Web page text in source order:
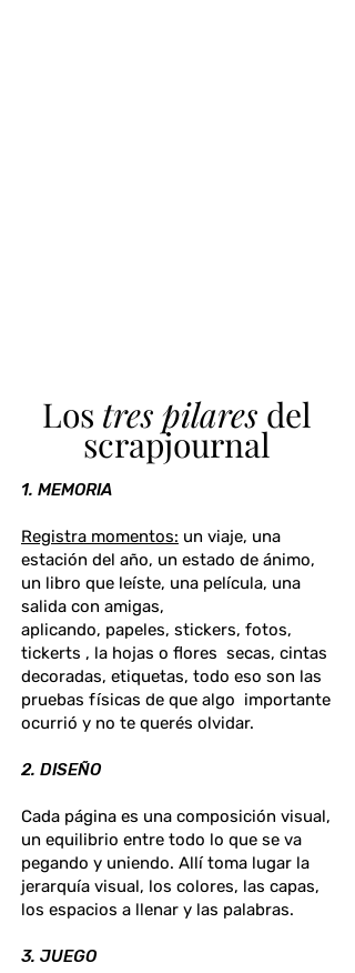
Los tres pilares del
scrapjournal
1. MEMORIA
Registra momentos: un viaje, una
estación del año, un estado de ánimo,
un libro que leíste, una película, una
salida con amigas,
aplicando, papeles, stickers, fotos,
tickerts , la hojas o flores secas, cintas
decoradas, etiquetas, todo eso son las
pruebas físicas de que algo importante
ocurrió y no te querés olvidar.
2. DISEÑO
Cada página es una composición visual,
un equilibrio entre todo lo que se va
pegando y uniendo. Allí toma lugar la
jerarquía visual, los colores, las capas,
los espacios a llenar y las palabras.
3. JUEGO